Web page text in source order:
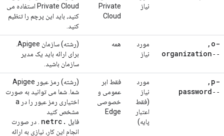
نیاز
Private
Cloud
Private Cloud استفاده می
کنید، باید این پرچم را تنظیم
کنید.
-o
,
‑‑organization
مورد
نیاز
همه
برای ارائه باید یک مدیر
سازمان باشید.
-p
,
‑‑password
مورد
نیاز
(فقط
اعتبار
پایه)
فقط ابر
عمومی و
خصوصی
Edge
(رشته) رمز عبور Apigee
شما. شما می توانید به صورت
اختیاری رمز عبور را در a
مشخص کنید
فایل
.
netrc . در صورت
انجام این کار، نیازی به ارائه